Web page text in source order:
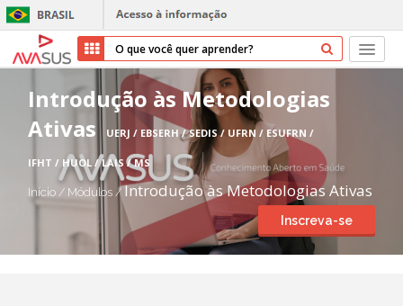
Início
Cursos
Parceiros
Sobre nós
Introdução às Metodologias
Ativas UERJ / EBSERH / SEDIS / UFRN / ESUFRN /
IFHT / HUOL / LAIS / MS
Início / Módulos/ Introdução às Metodologias Ativas
Inscreva-se